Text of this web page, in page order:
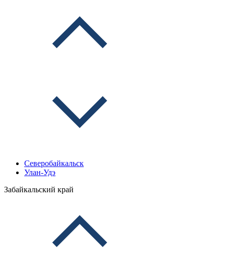
Северобайкальск
Улан-Удэ
Забайкальский край